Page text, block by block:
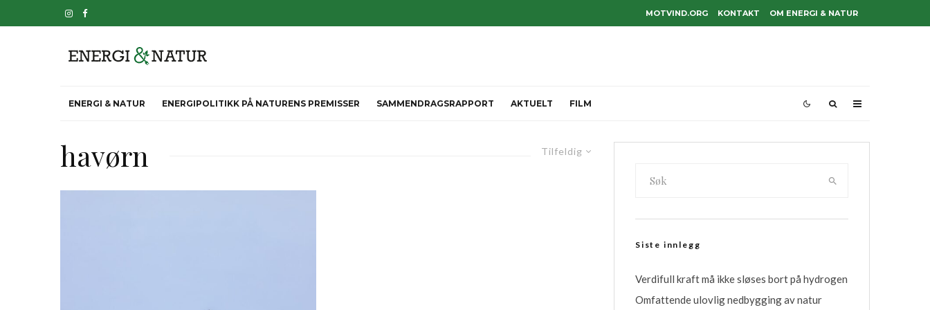
OM ENERGI & NATUR
KONTAKT
MOTVIND.ORG
ENERGI & NATUR ENERGIPOLITIKK PÅ NATURENS PREMISSER SAMMENDRAGSRAPPORT AKTUELT FILM
Tilfeldig
havørn
Siste innlegg
Verdifull kraft må ikke sløses bort på hydrogen
Omfattende ulovlig nedbygging av natur